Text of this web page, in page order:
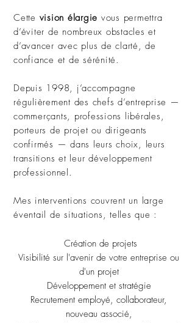
Cette vision élargie vous permettra
d’éviter de nombreux obstacles et
d’avancer avec plus de clarté, de
confiance et de sérénité.
Depuis 1998, j’accompagne
régulièrement des chefs d’entreprise —
commerçants, professions libérales,
porteurs de projet ou dirigeants
confirmés — dans leurs choix, leurs
transitions et leur développement
professionnel.
Mes interventions couvrent un large
éventail de situations, telles que :
Création de projets
Visibilité sur l'avenir de votre entreprise ou
d'un projet
Développement et stratégie
Recrutement employé, collaborateur,
nouveau associé,